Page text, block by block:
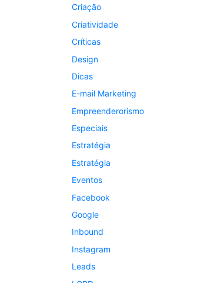
Criação
Criatividade
Críticas
Design
Dicas
E-mail Marketing
Empreenderorismo
Especiais
Estratégia
Estratégia
Eventos
Facebook
Google
Inbound
Instagram
Leads